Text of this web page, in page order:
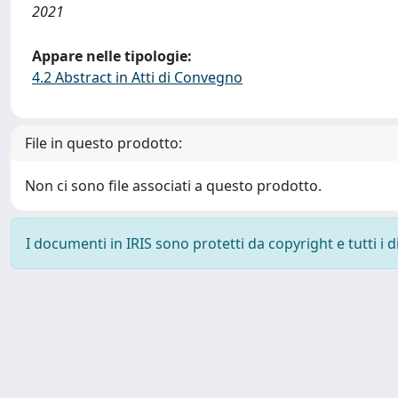
2021
Appare nelle tipologie:
4.2 Abstract in Atti di Convegno
File in questo prodotto:
Non ci sono file associati a questo prodotto.
I documenti in IRIS sono protetti da copyright e tutti i